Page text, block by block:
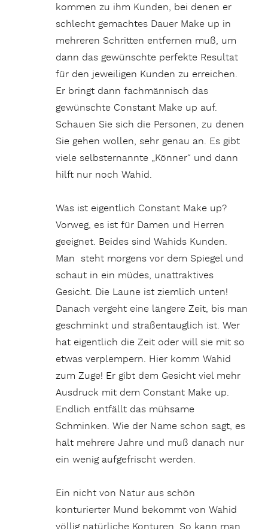
kommen zu ihm Kunden, bei denen er
schlecht gemachtes Dauer Make up in
mehreren Schritten entfernen muß, um
dann das gewünschte perfekte Resultat
für den jeweiligen Kunden zu erreichen.
Er bringt dann fachmännisch das
gewünschte Constant Make up auf.
Schauen Sie sich die Personen, zu denen
Sie gehen wollen, sehr genau an. Es gibt
viele selbsternannte „Könner“ und dann
hilft nur noch Wahid.
Was ist eigentlich Constant Make up?
Vorweg, es ist für Damen und Herren
geeignet. Beides sind Wahids Kunden.
Man steht morgens vor dem Spiegel und
schaut in ein müdes, unattraktives
Gesicht. Die Laune ist ziemlich unten!
Danach vergeht eine längere Zeit, bis man
geschminkt und straßentauglich ist. Wer
hat eigentlich die Zeit oder will sie mit so
etwas verplempern. Hier komm Wahid
zum Zuge! Er gibt dem Gesicht viel mehr
Ausdruck mit dem Constant Make up.
Endlich entfällt das mühsame
Schminken. Wie der Name schon sagt, es
hält mehrere Jahre und muß danach nur
ein wenig aufgefrischt werden.
Ein nicht von Natur aus schön
konturierter Mund bekommt von Wahid